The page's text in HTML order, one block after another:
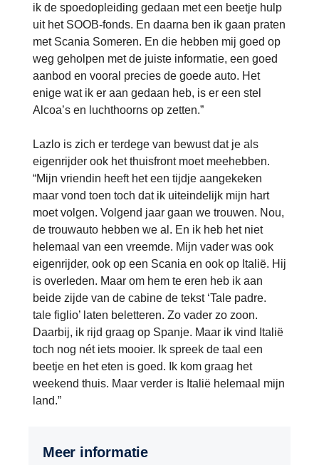
ik de spoedopleiding gedaan met een beetje hulp
uit het SOOB-fonds. En daarna ben ik gaan praten
met Scania Someren. En die hebben mij goed op
weg geholpen met de juiste informatie, een goed
aanbod en vooral precies de goede auto. Het
enige wat ik er aan gedaan heb, is er een stel
Alcoa’s en luchthoorns op zetten.”
Lazlo is zich er terdege van bewust dat je als
eigenrijder ook het thuisfront moet meehebben.
“Mijn vriendin heeft het een tijdje aangekeken
maar vond toen toch dat ik uiteindelijk mijn hart
moet volgen. Volgend jaar gaan we trouwen. Nou,
de trouwauto hebben we al. En ik heb het niet
helemaal van een vreemde. Mijn vader was ook
eigenrijder, ook op een Scania en ook op Italië. Hij
is overleden. Maar om hem te eren heb ik aan
beide zijde van de cabine de tekst ‘Tale padre.
tale figlio’ laten beletteren. Zo vader zo zoon.
Daarbij, ik rijd graag op Spanje. Maar ik vind Italië
toch nog nét iets mooier. Ik spreek de taal een
beetje en het eten is goed. Ik kom graag het
weekend thuis. Maar verder is Italië helemaal mijn
land.”
Meer informatie